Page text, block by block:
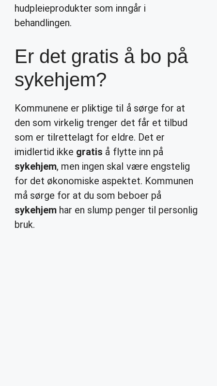
hudpleieprodukter som inngår i
behandlingen.
Er det gratis å bo på
sykehjem?
Kommunene er pliktige til å sørge for at
den som virkelig trenger det får et tilbud
som er tilrettelagt for eldre. Det er
imidlertid ikke gratis å flytte inn på
sykehjem, men ingen skal være engstelig
for det økonomiske aspektet. Kommunen
må sørge for at du som beboer på
sykehjem har en slump penger til personlig
bruk.